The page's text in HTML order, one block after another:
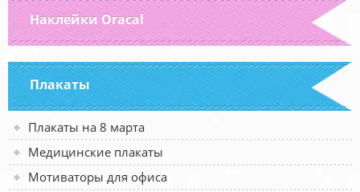
Наклейки Oracal
Плакаты
Плакаты на 8 марта
Медицинские плакаты
Мотиваторы для офиса